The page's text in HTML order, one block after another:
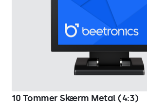
10 Tommer Skærm Metal (4:3)